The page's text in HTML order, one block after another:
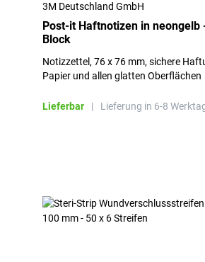
3M Deutschland GmbH
Post-it Haftnotizen in neongelb
Block
Notizzettel, 76 x 76 mm, sichere
Papier und allen glatten Oberflächen
Lieferbar | Lieferung in 6-8